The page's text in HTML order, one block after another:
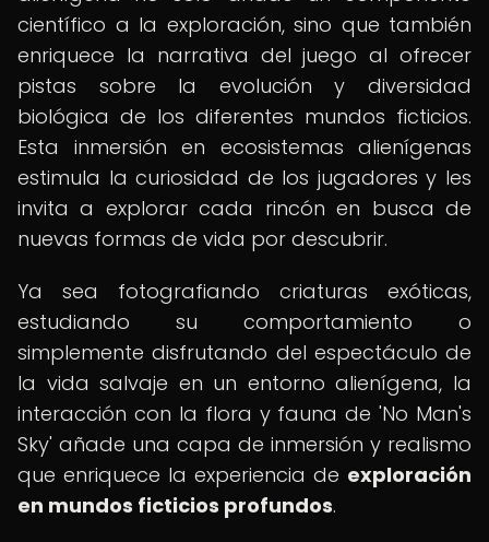
científico a la exploración, sino que también
enriquece la narrativa del juego al ofrecer
pistas sobre la evolución y diversidad
biológica de los diferentes mundos ficticios.
Esta inmersión en ecosistemas alienígenas
estimula la curiosidad de los jugadores y les
invita a explorar cada rincón en busca de
nuevas formas de vida por descubrir.
Ya sea fotografiando criaturas exóticas,
estudiando su comportamiento o
simplemente disfrutando del espectáculo de
la vida salvaje en un entorno alienígena, la
interacción con la flora y fauna de 'No Man's
Sky' añade una capa de inmersión y realismo
que enriquece la experiencia de exploración
en mundos ficticios profundos.